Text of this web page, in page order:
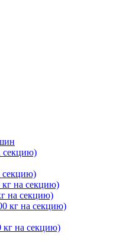
секцию)
секцию)
на секцию)
на секцию)
кг на секцию)
кг на секцию)